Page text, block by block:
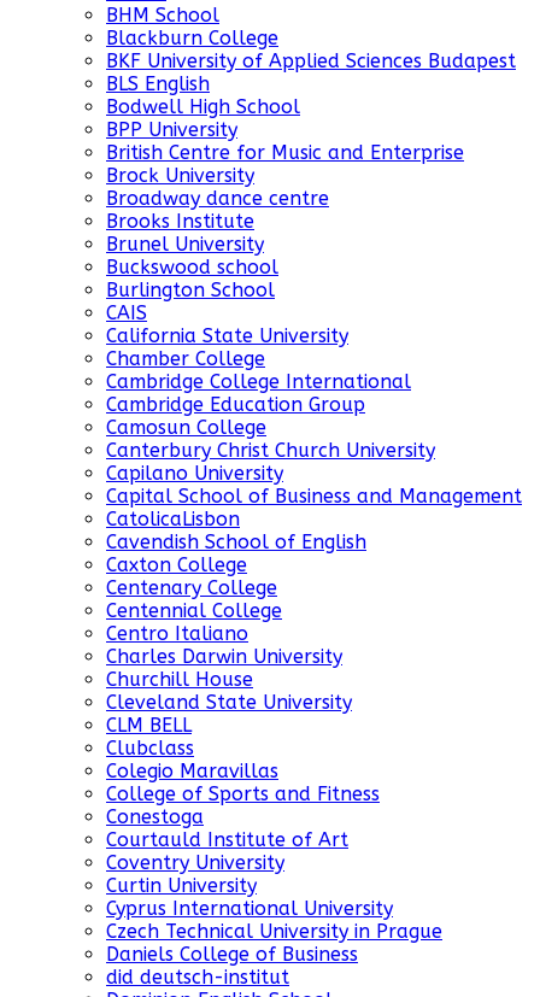
BHM School
Blackburn College
BKF University of Applied Sciences Budapest
BLS English
Bodwell High School
BPP University
British Centre for Music and Enterprise
Brock University
Broadway dance centre
Brooks Institute
Brunel University
Buckswood school
Burlington School
CAIS
California State University
Chamber College
Cambridge College International
Cambridge Education Group
Camosun College
Canterbury Christ Church University
Capilano University
Capital School of Business and Management
CatolicaLisbon
Cavendish School of English
Caxton College
Centenary College
Centennial College
Centro Italiano
Charles Darwin University
Churchill House
Cleveland State University
CLM BELL
Clubclass
Colegio Maravillas
College of Sports and Fitness
Conestoga
Courtauld Institute of Art
Coventry University
Curtin University
Cyprus International University
Czech Technical University in Prague
Daniels College of Business
did deutsch-institut